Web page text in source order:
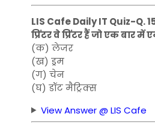
LIS Cafe Daily IT Quiz-Q.
प्रिंटर वे प्रिंटर हैं जो एक बार में
(क) लेजर
(ख) ड्रम
(ग) चेन
(घ) डॉट मैट्रिक्स
View Answer @ LIS Cafe